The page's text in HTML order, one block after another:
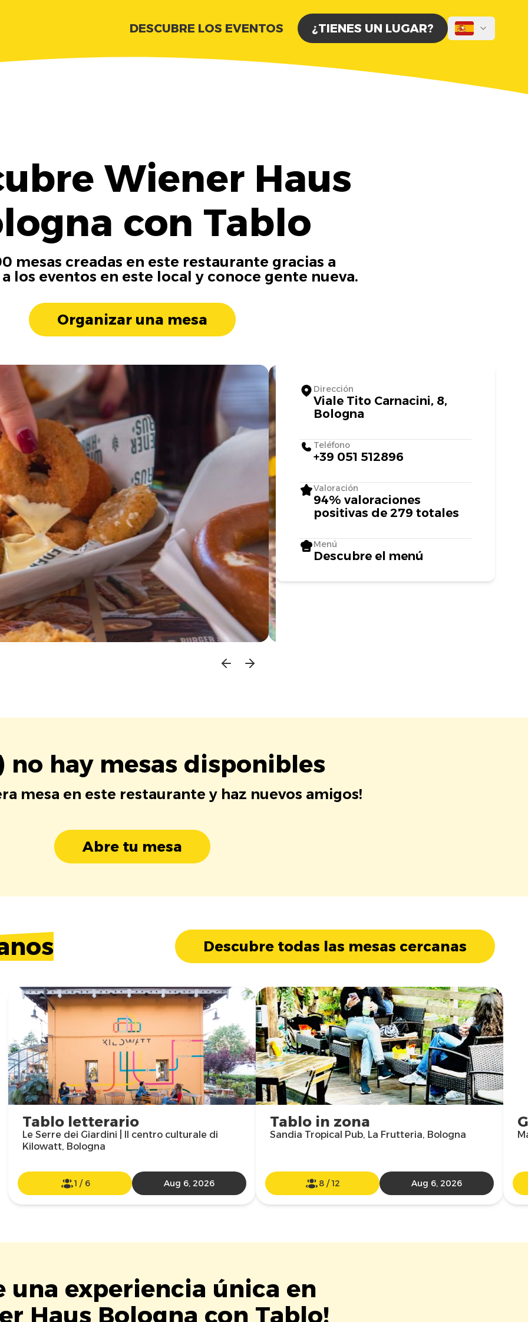
DESCUBRE LOS EVENTOS ¿TIENES UN LUGAR?
Wiener Haus
con Tablo
mesas creadas en este restaurante gracias a
los eventos en este local y conoce gente nueva.
Organizar una mesa
Dirección
Viale Tito Carnacini, 8,
Bologna
Teléfono
+39 051 512896
Valoración
94% valoraciones
positivas de 279 totales
Menú
Descubre el menú
no hay mesas disponibles
mesa en este restaurante y haz nuevos amigos!
Abre tu mesa
Descubre todas las mesas cercanas
Tablo letterario
Le Serre dei Giardini | Il centro culturale di
Kilowatt, Bologna
1 / 6 Aug 6, 2026
Tablo in zona
Sandia Tropical Pub, La Frutteria, Bologna
8 /12 Aug 6, 2026
una experiencia única en
Haus Bologna con Tablo!